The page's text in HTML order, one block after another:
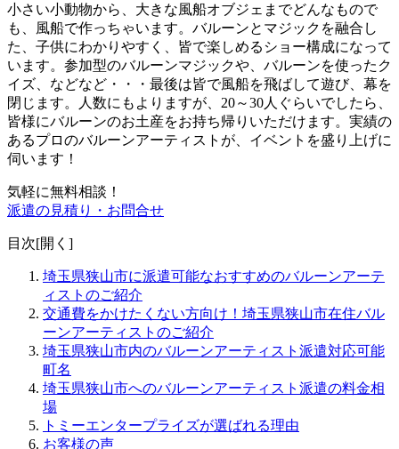
小さい小動物から、大きな風船オブジェまでどんなもので
も、風船で作っちゃいます。バルーンとマジックを融合し
た、子供にわかりやすく、皆で楽しめるショー構成になって
います。参加型のバルーンマジックや、バルーンを使ったク
イズ、などなど・・・最後は皆で風船を飛ばして遊び、幕を
閉じます。人数にもよりますが、20～30人ぐらいでしたら、
皆様にバルーンのお土産をお持ち帰りいただけます。 実績の
あるプロのバルーンアーティストが、イベントを盛り上げに
伺います！
気軽に無料相談！
派遣の見積り・お問合せ
目次[開く ]
埼玉県狭山市に派遣可能なおすすめのバルーンアーテ
ィストのご紹介
交通費をかけたくない方向け！埼玉県狭山市在住バル
ーンアーティストのご紹介
埼玉県狭山市内のバルーンアーティスト派遣対応可能
町名
埼玉県狭山市へのバルーンアーティスト派遣の料金相
場
トミーエンタープライズが選ばれる理由
お客様の声